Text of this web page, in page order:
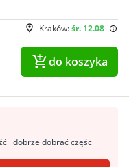
Kraków:śr. 12.08
do koszyka
i dobrze dobrać części